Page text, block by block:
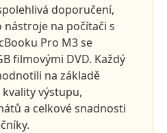
doporučení,
na počítači s
Pro M3 se
filmovými DVD. Každý
na základě
výstupu,
a celkové snadnosti